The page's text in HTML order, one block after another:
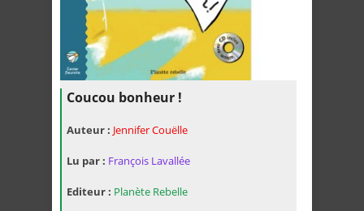
Coucou bonheur !
Auteur : Jennifer Couëlle
Lu par : François Lavallée
Editeur : Planète Rebelle